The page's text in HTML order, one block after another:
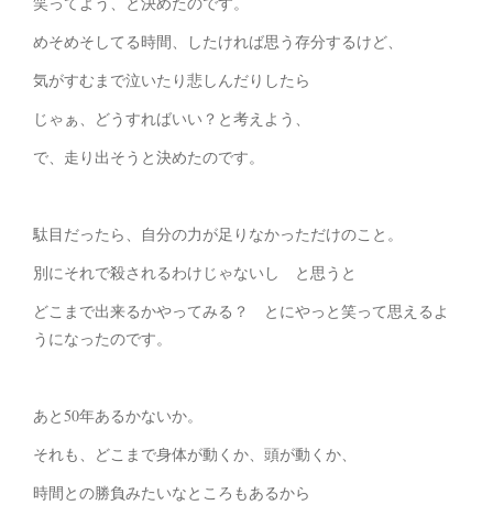
めそめそしてる時間、したければ思う存分するけど、
気がすむまで泣いたり悲しんだりしたら
じゃぁ、どうすればいい？と考えよう、
で、走り出そうと決めたのです。
駄目だったら、自分の力が足りなかっただけのこと。
別にそれで殺されるわけじゃないし と思うと
どこまで出来るかやってみる？ とにやっと笑って思えるよ
うになったのです。
あと50年あるかないか。
それも、どこまで身体が動くか、頭が動くか、
時間との勝負みたいなところもあるから